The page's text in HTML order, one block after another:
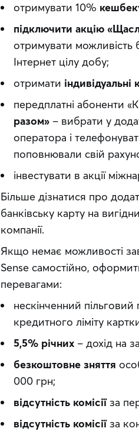
отримувати 10%
підключити акцію
отримувати можливість
Інтернет цілу добу;
отримати індивідуальні
передплатні абоненти
разом» – вибрати у
оператора і
поповнювали свій
інвестувати в акції
Більше дізнатися про
банківську карту на
компанії.
Якщо немає можливості
Sense самостійно,
перевагами:
нескінченний
кредитного ліміту
5,5% річних – дохід на
безкоштовне зняття
000 грн;
відсутність комісіїза
відсутність комісіїза